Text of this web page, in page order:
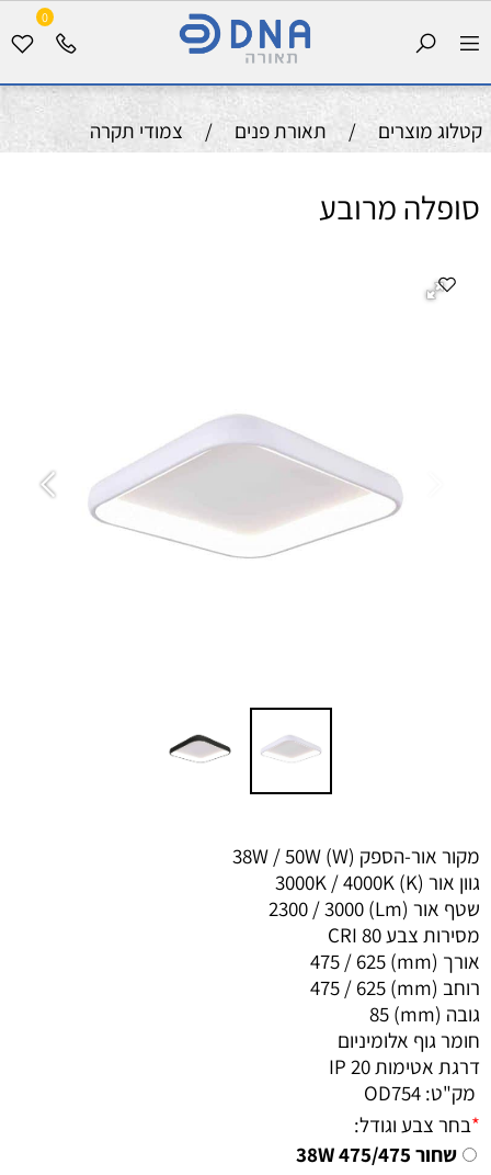
0
קטלוג מוצרים / תאורת פנים / צמודי תקרה
סופלה מרובע
מקור אור-הספק (W) 38W / 50W
גוון אור (K) 3000K / 4000K
שטף אור (Lm) 2300 / 3000
מסירות צבע CRI 80
אורך (mm) 475 / 625
רוחב (mm) 475 / 625
גובה (mm) 85
חומר גוף אלומיניום
דרגת אטימות IP 20
מק"ט: OD754
*בחר צבע וגודל:
שחור 475/475 38W